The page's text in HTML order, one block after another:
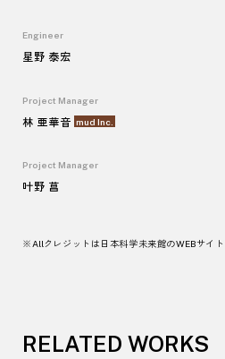
Engineer
星野 泰宏
Project Manager
林 亜華音 mud Inc
Project Manager
叶野 菖
※ All クレジットは日本科学未来館のWEBサイト
RELATED WORKS